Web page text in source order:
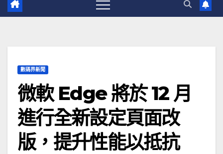
數碼界新聞
微軟 Edge 將於 12 月
進行全新設定頁面改
版，提升性能以抵抗